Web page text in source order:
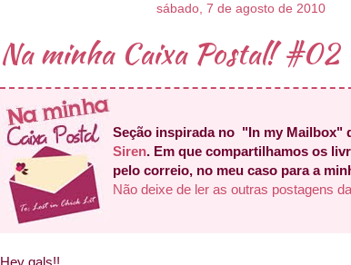
sábado, 7 de agosto de 2010
Na minha Caixa Postal! #02
Seção inspirada no "In my Mailbox"
Siren. Em que compartilhamos os
pelo correio, no meu caso para a
Não deixe de ler as outras postagens
Hey gals!!